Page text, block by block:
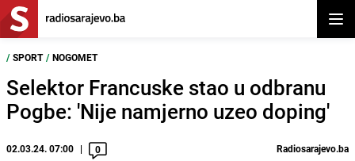
/ SPORT / NOGOMET
Selektor Francuske stao u odbranu
Pogbe: 'Nije namjerno uzeo doping'
02.03.24. 07:00 0 Radiosarajevo.ba